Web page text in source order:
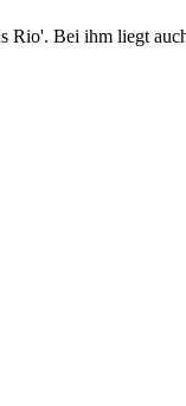
Rio'. Bei ihm liegt